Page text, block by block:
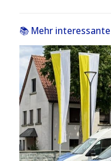
📚 Mehr